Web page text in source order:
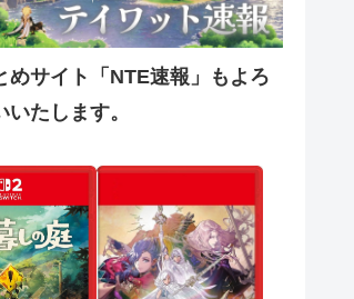
めサイト「NTE速報」もよろ
いたします。